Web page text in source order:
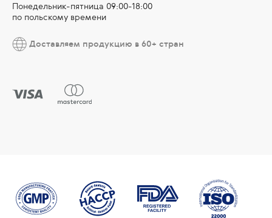
Понедельник-пятница 09:00-18:00
по польскому времени
Доставляем продукцию в 60+ стран